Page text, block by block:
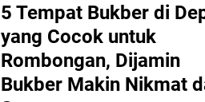
5 Tempat Bukber di
yang Cocok untuk
Rombongan, Dijamin
Bukber Makin Nikmat